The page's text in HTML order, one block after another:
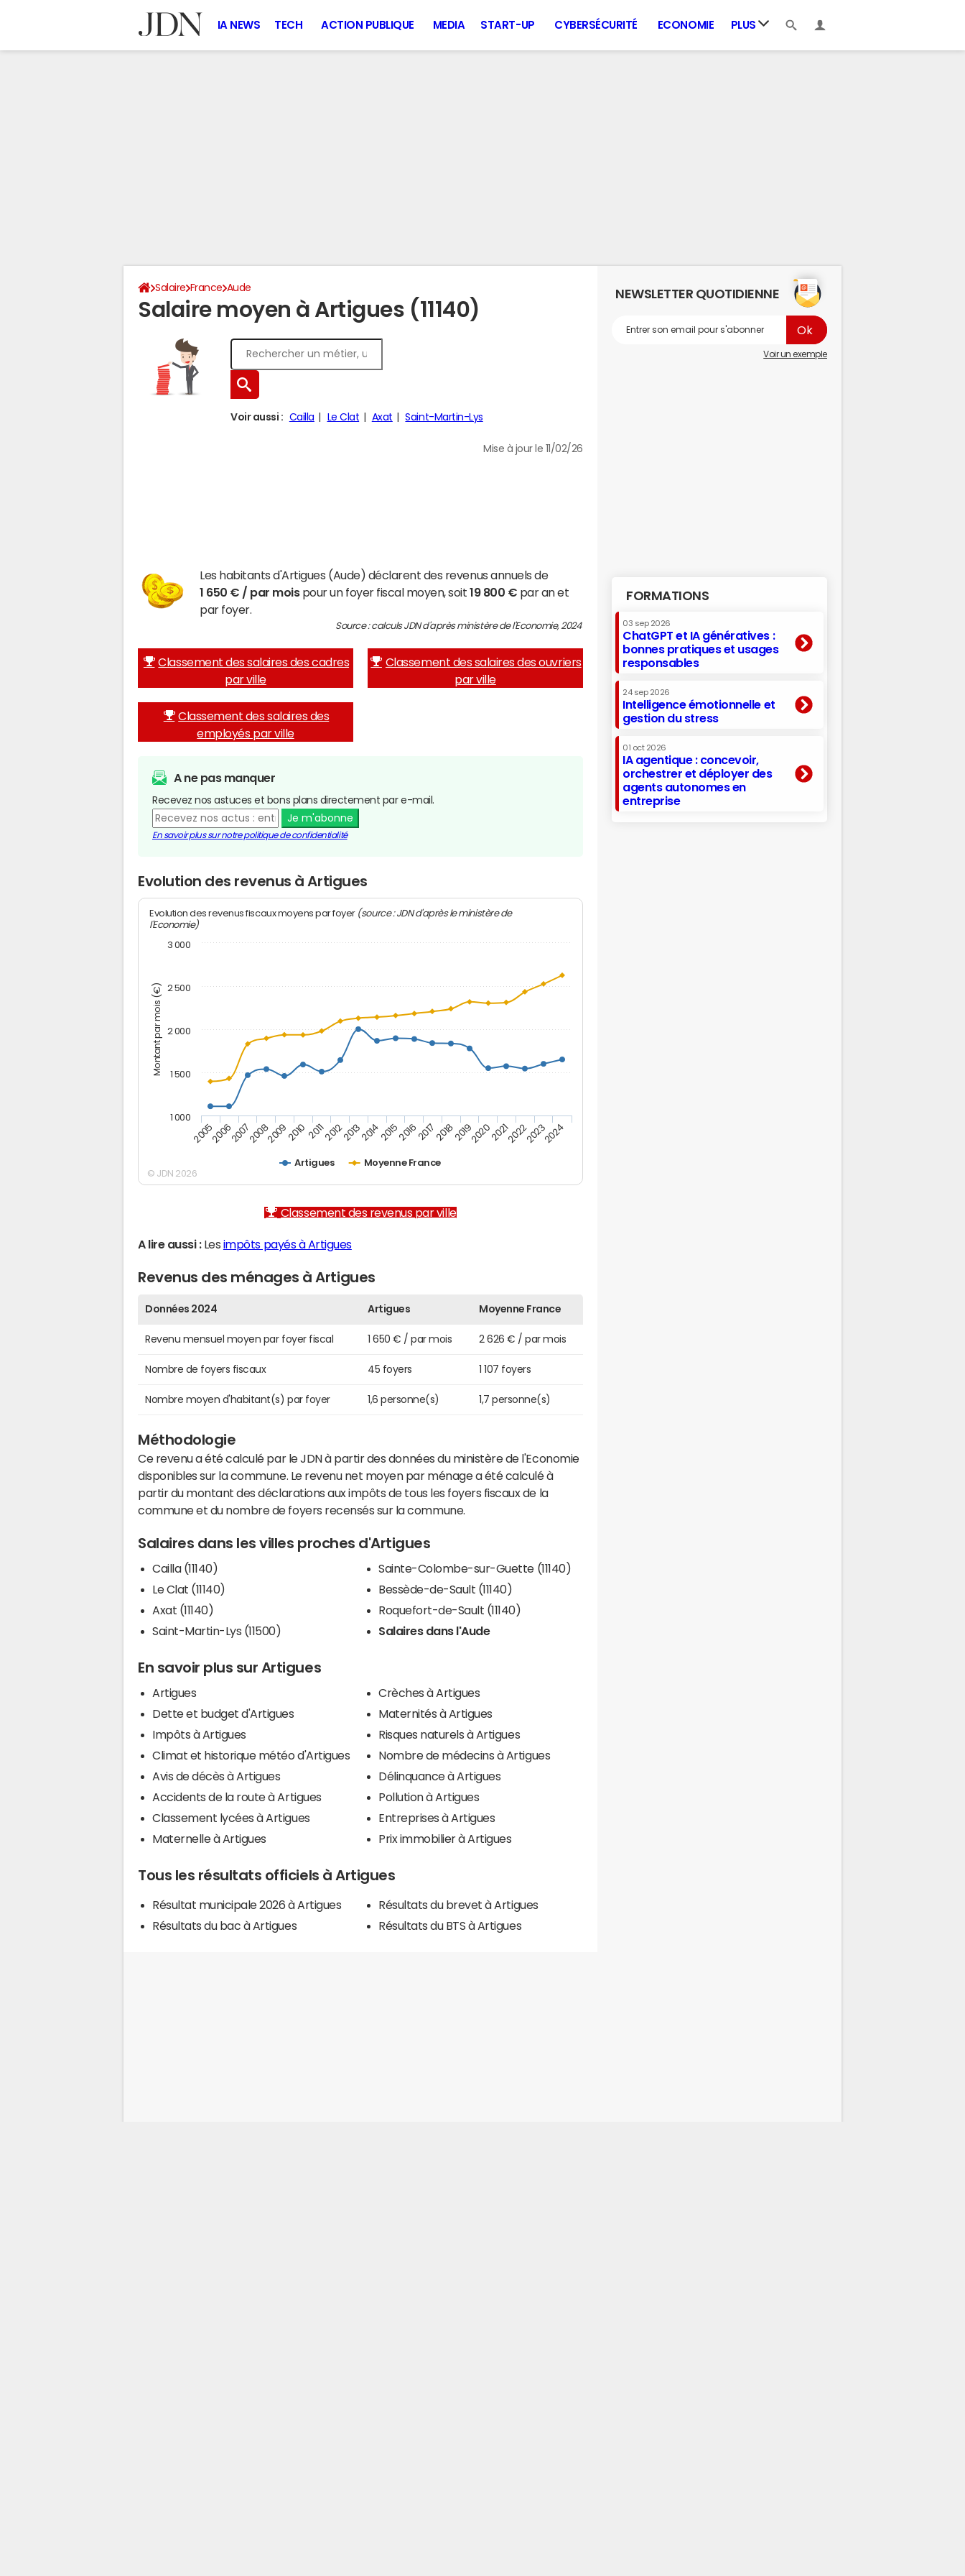
IA NEWS TECH ACTION PUBLIQUE MEDIA START-UP CYBERSÉCURITÉ ECONOMIE PLUS
Salaire France Aude
Salaire moyen à Artigues (11140)
Voir aussi : Cailla Le Clat Axat Saint-Martin-Lys
Mise à jour le 11/02/26
Les habitants d'Artigues (Aude) déclarent des revenus annuels de
1 650 € / par moispour un foyer fiscal moyen, soit19 800 € par an et
par foyer.
Source : calculs JDN d'après ministère de l'Economie, 2024
Classement des salaires des cadres
par ville
Classement des salaires des ouvriers
par ville
Classement des salaires des
employés par ville
A ne pas manquer
Recevez nos astuces et bons plans directement par e-mail.
Je m'abonne
En savoir plus sur notre politique de confidentialité
Evolution des revenus à Artigues
Montant par mois (€)
Evolution des revenus fiscaux moyens par foyer (source : JDN d'après le ministère de
l'Economie)
Artigues Moyenne France
200520062007200820092010 20112012201320142015201620172018201920202021202220232024
1 000
1 500
2 000
2 500
3 000
© JDN 2026
Classement des revenus par ville
A lire aussi :Les impôts payés à Artigues
Revenus des ménages à Artigues
Données 2024 Artigues Moyenne France
Revenu mensuel moyen par foyer fiscal 1 650 € / par mois 2 626 € / par mois
Nombre de foyers fiscaux 45 foyers 1 107 foyers
Nombre moyen d'habitant(s) par foyer 1,6 personne(s) 1,7 personne(s)
Méthodologie
Ce revenu a été calculé par le JDN à partir des données du ministère de l'Economie
disponibles sur la commune. Le revenu net moyen par ménage a été calculé à
partir du montant des déclarations aux impôts de tous les foyers fiscaux de la
commune et du nombre de foyers recensés sur la commune.
Salaires dans les villes proches d'Artigues
Cailla (11140)
Le Clat (11140)
Axat (11140)
Saint-Martin-Lys (11500)
Sainte-Colombe-sur-Guette (11140)
Bessède-de-Sault (11140)
Roquefort-de-Sault (11140)
Salaires dans l'Aude
En savoir plus sur Artigues
Artigues
Dette et budget d'Artigues
Impôts à Artigues
Climat et historique météo d'Artigues
Avis de décès à Artigues
Accidents de la route à Artigues
Classement lycées à Artigues
Maternelle à Artigues
Crèches à Artigues
Maternités à Artigues
Risques naturels à Artigues
Nombre de médecins à Artigues
Délinquance à Artigues
Pollution à Artigues
Entreprises à Artigues
Prix immobilier à Artigues
Tous les résultats officiels à Artigues
Résultat municipale 2026 à Artigues
Résultats du bac à Artigues
Résultats du brevet à Artigues
Résultats du BTS à Artigues
NEWSLETTER QUOTIDIENNE
Voir un exemple
FORMATIONS
03 sep 2026
ChatGPT et IA génératives :
bonnes pratiques et usages
responsables
24 sep 2026
Intelligence émotionnelle et
gestion du stress
01 oct 2026
IA agentique : concevoir,
orchestrer et déployer des
agents autonomes en
entreprise